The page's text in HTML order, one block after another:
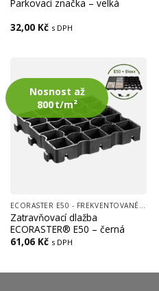
Parkovací značka – velká
32,00 Kč s DPH
Nosnost až
800 t/m²
ECORASTER E50 - FREKVENTOVANÉ PLOCHY, (CESTY, LOGISTICKÉ CENTRA, PARKOVIŠTĚ)
Zatravňovací dlažba
ECORASTER® E50 – černá
61,06 Kč s DPH